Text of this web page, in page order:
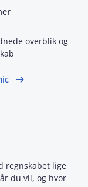
overblik og
regnskabet lige
du vil, og hvor